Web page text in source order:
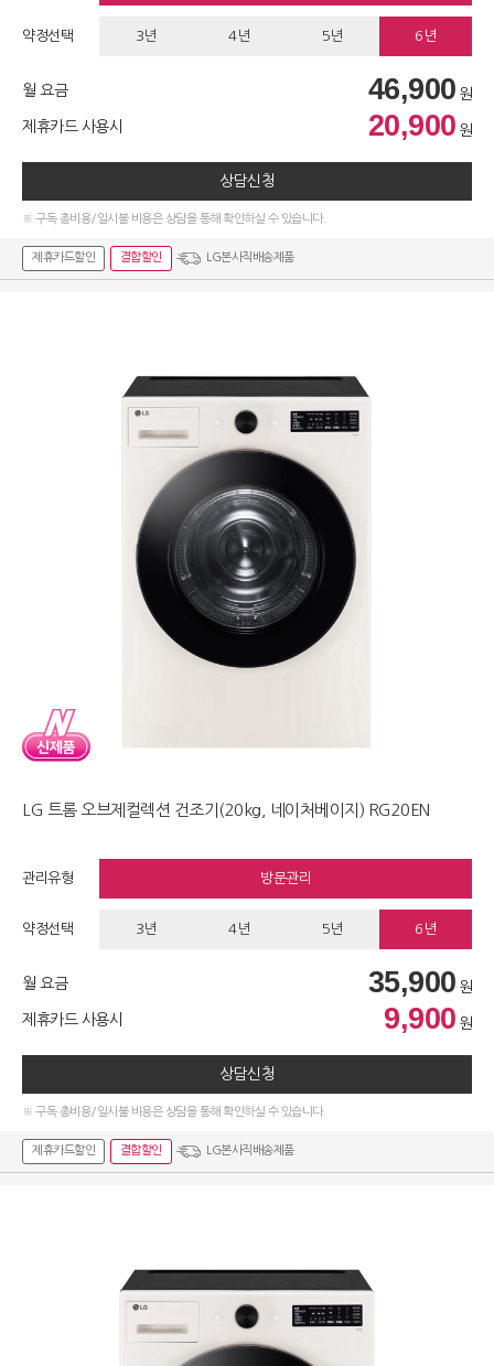
약정선택 3년 4년 5년 6년
월 요금 46,900 원
제휴카드 사용시 20,900 원
상담신청
※ 구독 총비용/일시불 비용은 상담을 통해 확인하실 수 있습니다.
제휴카드할인 결합할인 LG본사직배송제품
LG 트롬 오브제컬렉션 건조기(20kg, 네이처베이지) RG20EN
관리유형 방문관리
약정선택 3년 4년 5년 6년
월 요금 35,900 원
제휴카드 사용시 9,900 원
상담신청
※ 구독 총비용/일시불 비용은 상담을 통해 확인하실 수 있습니다.
제휴카드할인 결합할인 LG본사직배송제품